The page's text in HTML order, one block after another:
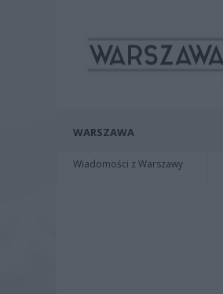
WARSZAWA
Wiadomości z Warszawy